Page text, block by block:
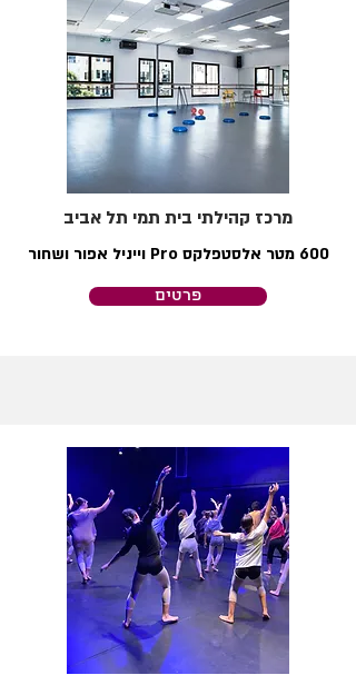
מרכז קהילתי בית תמי תל אביב
600 מטר אלסטפלקס Pro וייניל אפור ושחור
פרטים